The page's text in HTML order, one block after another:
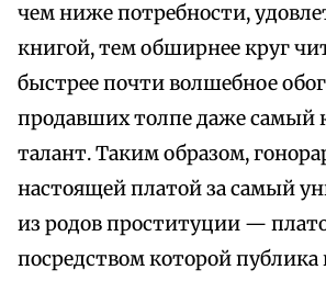
чем ниже потребности,
книгой, тем обширнее круг
быстрее почти волшебное
продавших толпе даже
талант. Таким образом,
настоящей платой за самый
из родов проституции —
посредством которой публика